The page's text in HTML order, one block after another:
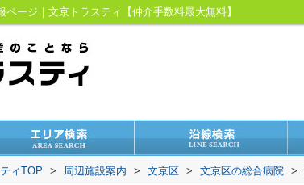
ページ｜文京トラスティ【仲介手数料最大無料】
ィTOP > 周辺施設案内 > 文京区 > 文京区の総合病院 >